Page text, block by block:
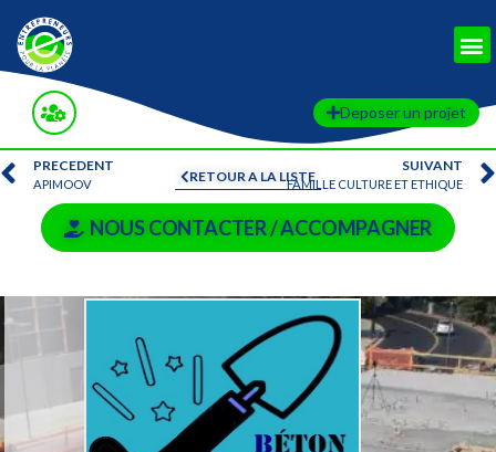
Deposer un projet
RETOUR A LA LISTE
PRECEDENT
APIMOOV
SUIVANT
FAMILLE CULTURE ET ETHIQUE
NOUS CONTACTER / ACCOMPAGNER